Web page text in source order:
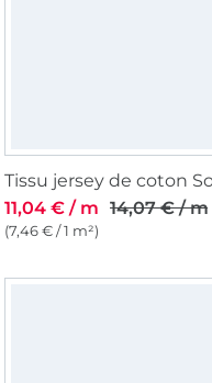
11,04 € / m 14,07 € / m
(7,46 € / 1 m²)